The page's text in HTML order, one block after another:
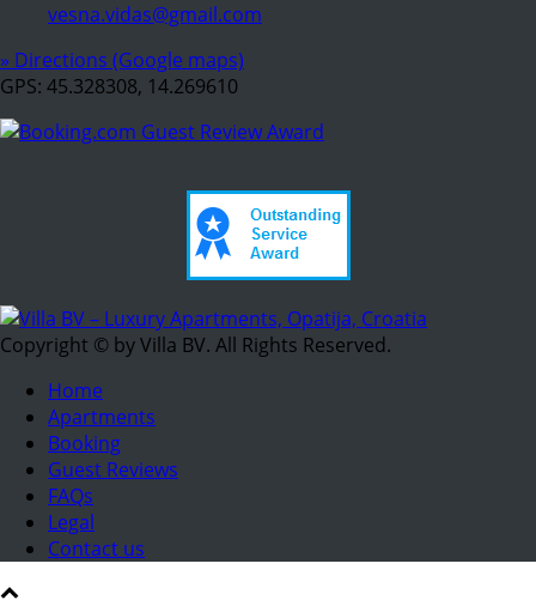
vesna.vidas@gmail.com
» Directions (Google maps)
GPS: 45.328308, 14.269610
Copyright © by Villa BV. All Rights Reserved.
Home
Apartments
Booking
Guest Reviews
FAQs
Legal
Contact us